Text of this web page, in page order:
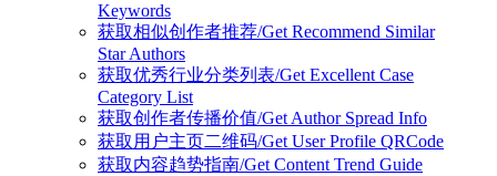
Keywords
获取相似创作者推荐/Get Recommend Similar
Star Authors
获取优秀行业分类列表/Get Excellent Case
Category List
获取创作者传播价值/Get Author Spread Info
获取用户主页二维码/Get User Profile QRCode
获取内容趋势指南/Get Content Trend Guide